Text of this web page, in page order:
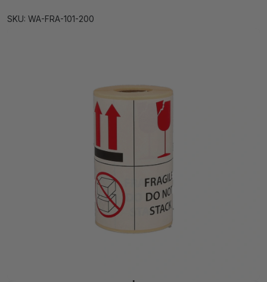
SKU: WA-FRA-101-200